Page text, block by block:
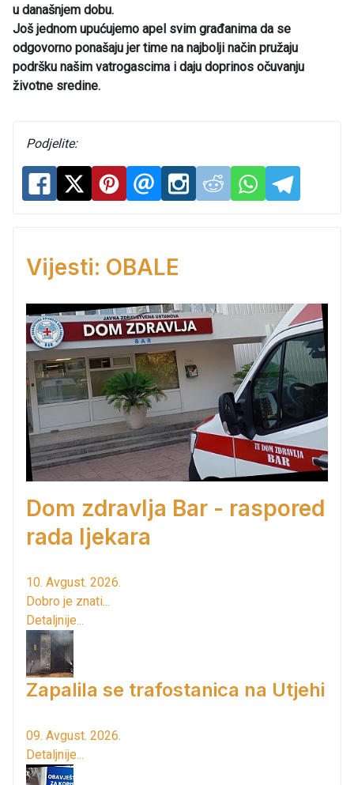
u današnjem dobu.
Još jednom upućujemo apel svim građanima da se
odgovorno ponašaju jer time na najbolji način pružaju
podršku našim vatrogascima i daju doprinos očuvanju
životne sredine.
Podjelite:
Vijesti: OBALE
Dom zdravlja Bar - raspored
rada ljekara
10. Avgust. 2026.
Dobro je znati...
Detaljnije...
Zapalila se trafostanica na Utjehi
09. Avgust. 2026.
Detaljnije...